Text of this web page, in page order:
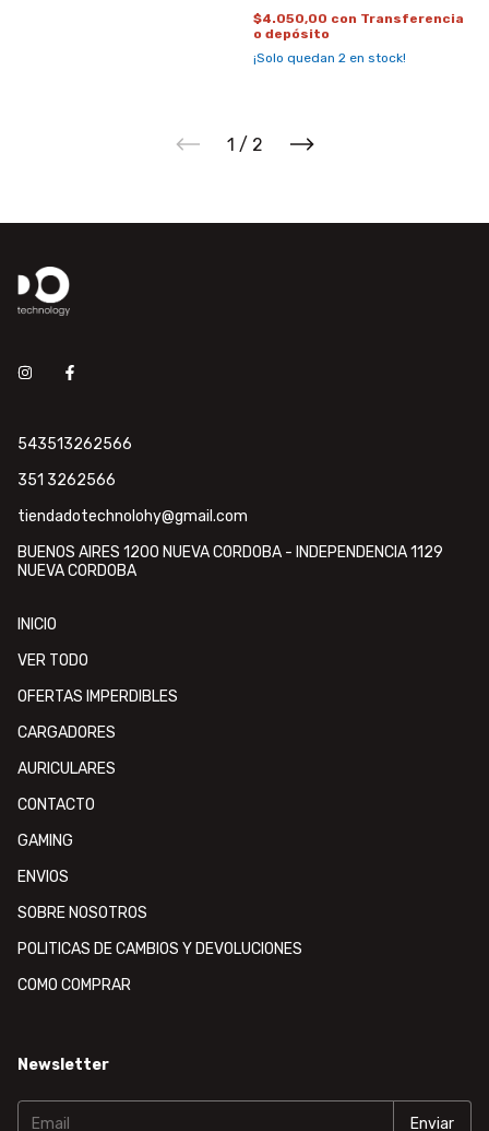
$4.050,00 con Transferencia
o depósito
¡Solo quedan 2 en stock!
1 / 2
543513262566
351 3262566
tiendadotechnolohy@gmail.com
BUENOS AIRES 1200 NUEVA CORDOBA - INDEPENDENCIA 1129
NUEVA CORDOBA
INICIO
VER TODO
OFERTAS IMPERDIBLES
CARGADORES
AURICULARES
CONTACTO
GAMING
ENVIOS
SOBRE NOSOTROS
POLITICAS DE CAMBIOS Y DEVOLUCIONES
COMO COMPRAR
Newsletter